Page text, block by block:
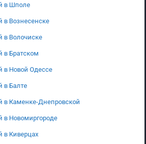
в Шполе
в Вознесенске
в Волочиске
в Братском
в Новой Одессе
в Балте
в Каменке-Днепровской
в Новомиргороде
в Киверцах